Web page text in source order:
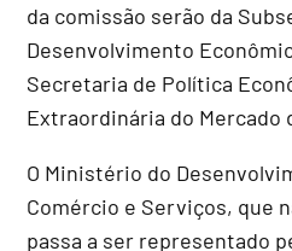
da comissão serão da
Desenvolvimento
Secretaria de Política
Extraordinária do Mercado
O Ministério do
Comércio e Serviços, que
passa a ser representado